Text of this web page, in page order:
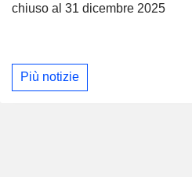
chiuso al 31 dicembre 2025
Più notizie